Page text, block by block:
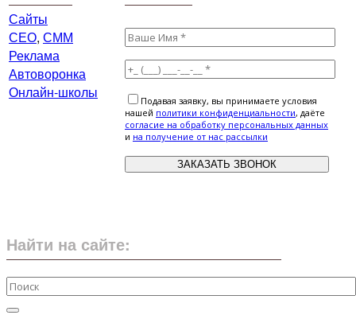
Сайты
СЕО, СММ
Реклама
Автоворонка
Онлайн-школы
Подавая заявку, вы принимаете условия
нашей политики конфиденциальности, даёте
cогласие на обработку персональных данных
и на получение от нас рассылки
Найти на сайте: